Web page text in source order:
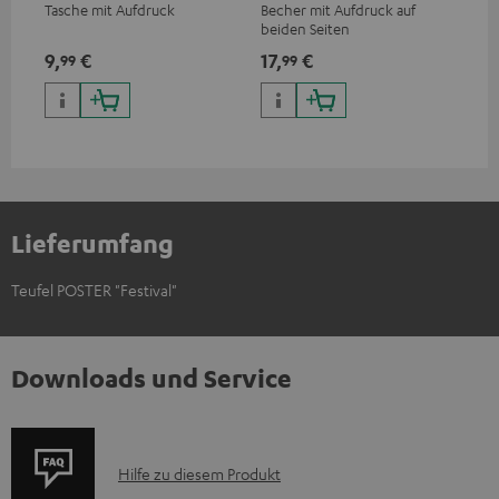
Tasche mit Aufdruck
9,99 €
Becher mit Aufdruck auf
beiden Seiten
17,99 €
Lieferumfang
Teufel POSTER "Festival"
Downloads und Service
P
Hilfe zu diesem Produkt